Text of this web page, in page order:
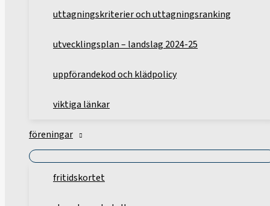
uttagningskriterier och uttagningsranking
utvecklingsplan – landslag 2024-25
uppförandekod och klädpolicy
viktiga länkar
föreningar
fritidskortet